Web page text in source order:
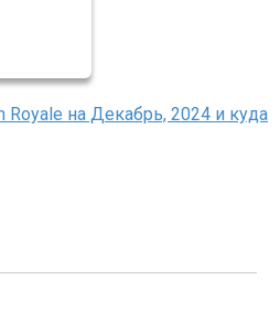
на Декабрь, 2024 и куда